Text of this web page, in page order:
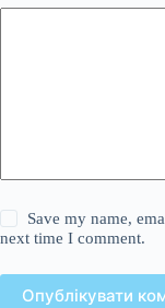
Save my name,
next time I comment.
Опублікувати